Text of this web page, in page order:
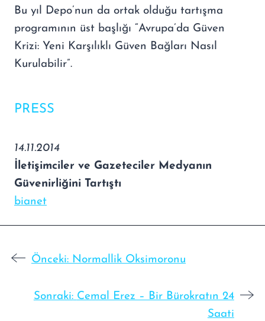
Bu yıl Depo’nun da ortak olduğu tartışma
programının üst başlığı “Avrupa’da Güven
Krizi: Yeni Karşılıklı Güven Bağları Nasıl
Kurulabilir”.
PRESS
14.11.2014
İletişimciler ve Gazeteciler Medyanın
Güvenirliğini Tartıştı
bianet
Önceki: Normallik Oksimoronu
Sonraki: Cemal Erez – Bir Bürokratın 24
Saati